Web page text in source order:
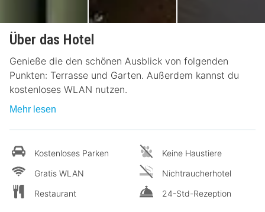
Über das Hotel
Genieße die den schönen Ausblick von folgenden
Punkten: Terrasse und Garten. Außerdem kannst du
kostenloses WLAN nutzen.
Mehr lesen
Kostenloses Parken
Gratis WLAN
Restaurant
Keine Haustiere
Nichtraucherhotel
24-Std-Rezeption